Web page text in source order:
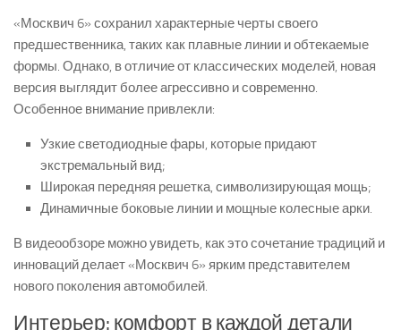
«Москвич 6» сохранил характерные черты своего
предшественника, таких как плавные линии и обтекаемые
формы. Однако, в отличие от классических моделей, новая
версия выглядит более агрессивно и современно.
Особенное внимание привлекли:
Узкие светодиодные фары, которые придают
экстремальный вид;
Широкая передняя решетка, символизирующая мощь;
Динамичные боковые линии и мощные колесные арки.
В видеообзоре можно увидеть, как это сочетание традиций и
инноваций делает «Москвич 6» ярким представителем
нового поколения автомобилей.
Интерьер: комфорт в каждой детали